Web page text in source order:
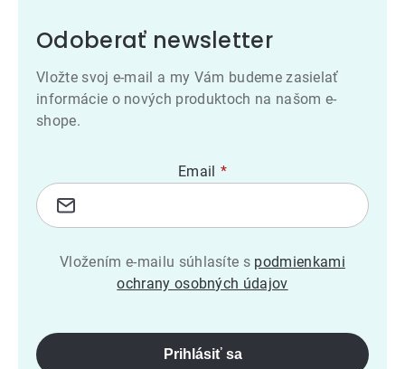
Odoberať newsletter
Vložte svoj e-mail a my Vám budeme zasielať
informácie o nových produktoch na našom e-
shope.
Email
Vložením e-mailu súhlasíte s podmienkami
ochrany osobných údajov
Prihlásiť sa